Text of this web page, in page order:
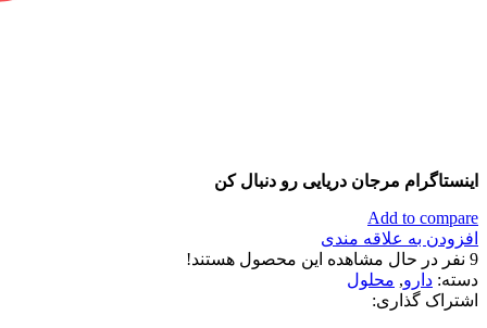
اینستاگرام مرجان دریایی رو دنبال کن
Add to compare
افزودن به علاقه مندی
9 نفر در حال مشاهده این محصول هستند!
دسته: دارو, محلول
اشتراک گذاری: